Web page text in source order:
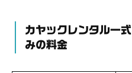
カヤックレンタル一
みの料金